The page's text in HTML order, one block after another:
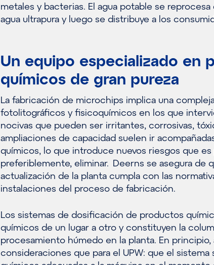
metales y bacterias. El agua potable se
agua ultrapura y luego se distribuye a los
Un equipo especializado en
químicos de gran pureza
La fabricación de microchips implica una
fotolitográficos y fisicoquímicos en los que
nocivas que pueden ser irritantes, corrosivas,
ampliaciones de capacidad suelen ir
químicos, lo que introduce nuevos riesgos que
preferiblemente, eliminar. Deerns se asegura de
actualización de la planta cumpla con las
instalaciones del proceso de fabricación.
Los sistemas de dosificación de productos
químicos de un lugar a otro y constituyen la
procesamiento húmedo en la planta. En principio,
consideraciones que para el UPW: que el